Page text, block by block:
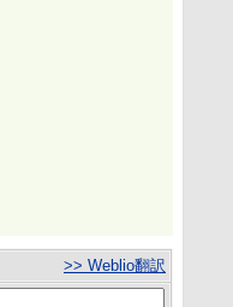
>> Weblio翻訳